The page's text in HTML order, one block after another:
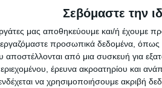
Σεβόμαστε την
μας αποθηκεύουμε και/ή
προσωπικά δεδομένα, όπως
από μια συσκευή για
έρευνα ακροατηρίου και
να χρησιμοποιήσουμε ακριβή
στον Θεσπρωτό, ενώ τη
της Αναγέννησης. Σου